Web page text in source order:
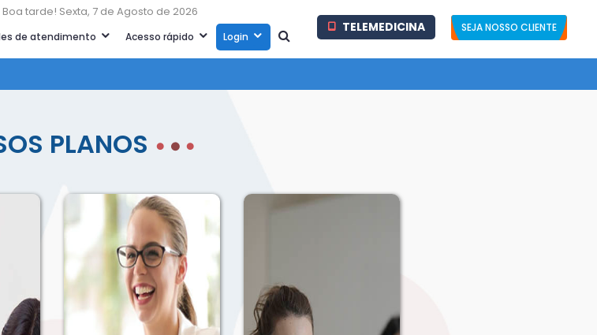
Boa tarde! Sexta, 7 de Agosto de 2026
de atendimento Acesso rápido Login
TELEMEDICINA SEJA NOSSO CLIENTE
PLANOS